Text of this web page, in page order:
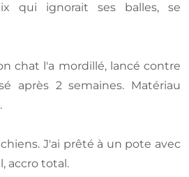
qui ignorait ses balles, se
chat l'a mordillé, lancé contre
après 2 semaines. Matériau
J'ai prêté à un pote avec
accro total.